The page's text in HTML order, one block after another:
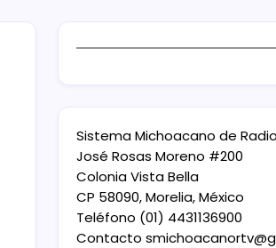
Sistema Michoacano de
José Rosas Moreno #200
Colonia Vista Bella
CP 58090, Morelia, México
Teléfono (01) 4431136900
Contacto